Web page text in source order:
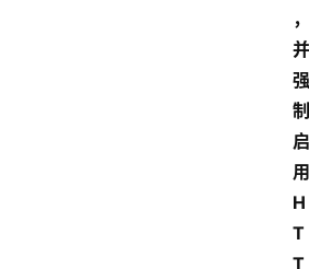
，
并
强
制
启
用
H
T
T